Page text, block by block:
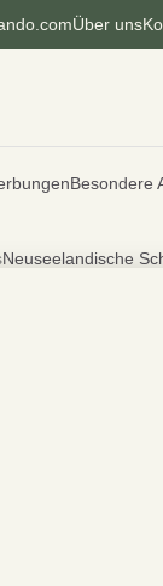
Über uns
Besondere
Neuseelandische